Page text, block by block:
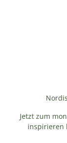
Jetzt zum
inspirieren